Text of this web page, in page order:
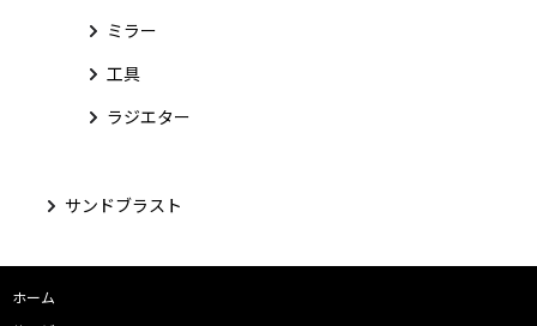
ミラー
工具
ラジエター
サンドブラスト
ホーム